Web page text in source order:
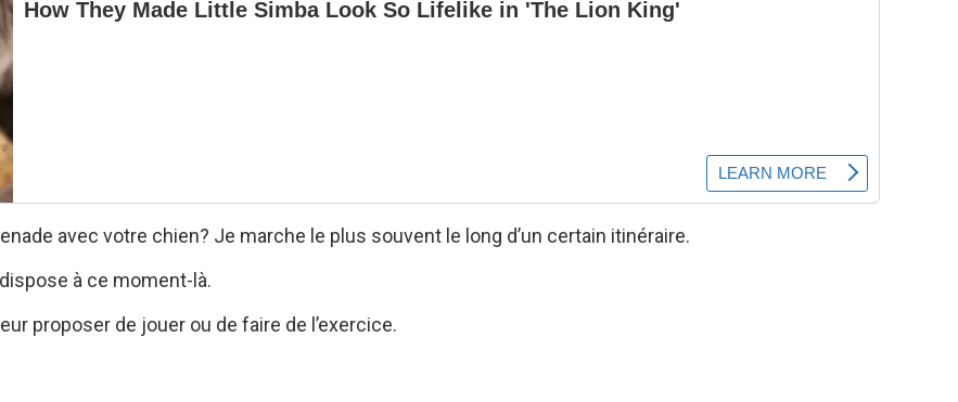
avec votre chien? Je marche le plus souvent le long d’un certain itinéraire.
à ce moment-là.
proposer de jouer ou de faire de l’exercice.